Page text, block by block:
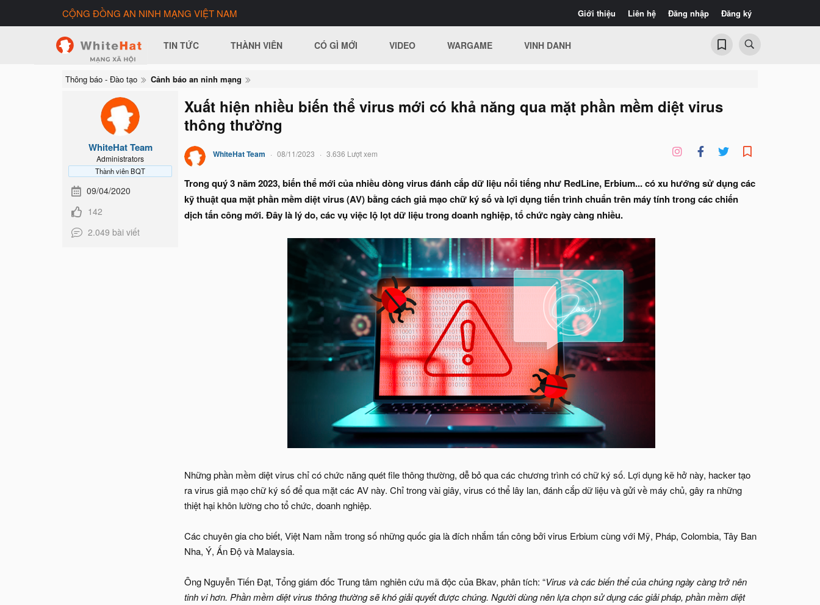
Giới thiệu Liên hệ Đăng nhập Đăng ký
CỘNG ĐỒNG AN NINH MẠNG VIỆT NAM
TIN TỨC THÀNH VIÊN CÓ GÌ MỚI VIDEO WARGAME VINH DANH
Thông báo - Đào tạo Cảnh báo an ninh mạng
WhiteHat Team
Administrators
Thành viên BQT
09/04/2020
142
2.049 bài viết
Xuất hiện nhiều biến thể virus mới có khả năng qua mặt phần mềm diệt virus
thông thường
WhiteHat Team 08/11/2023 3.636 Lượt xem
Trong quý 3 năm 2023, biến thể mới của nhiều dòng virus đánh cắp dữ liệu nổi tiếng như RedLine, Erbium... có xu hướng sử dụng các
kỹ thuật qua mặt phần mềm diệt virus (AV) bằng cách giả mạo chữ ký số và lợi dụng tiến trình chuẩn trên máy tính trong các chiến
dịch tấn công mới. Đây là lý do, các vụ việc lộ lọt dữ liệu trong doanh nghiệp, tổ chức ngày càng nhiều.
Những phần mềm diệt virus chỉ có chức năng quét file thông thường, dễ bỏ qua các chương trình có chữ ký số. Lợi dụng kẽ hở này, hacker tạo
ra virus giả mạo chữ ký số để qua mặt các AV này. Chỉ trong vài giây, virus có thể lây lan, đánh cắp dữ liệu và gửi về máy chủ, gây ra những
thiệt hại khôn lường cho tổ chức, doanh nghiệp.
Các chuyên gia cho biết, Việt Nam nằm trong số những quốc gia là đích nhắm tấn công bởi virus Erbium cùng với Mỹ, Pháp, Colombia, Tây Ban
Nha, Ý, Ấn Độ và Malaysia.
Ông Nguyễn Tiến Đạt, Tổng giám đốc Trung tâm nghiên cứu mã độc của Bkav, phân tích: “Virus và các biến thể của chúng ngày càng trở nên
tinh vi hơn. Phần mềm diệt virus thông thường sẽ khó giải quyết được chúng. Người dùng nên lựa chọn sử dụng các giải pháp, phần mềm diệt